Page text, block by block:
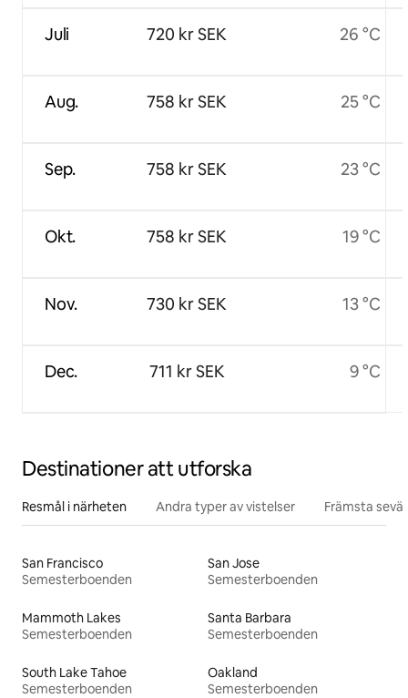
Juli
Aug.
Sep.
Okt.
Nov.
Dec.
720 kr SEK
758 kr SEK
758 kr SEK
758 kr SEK
730 kr SEK
711 kr SEK
26 °C
25 °C
23 °C
19 °C
13 °C
9 °C
Destinationer att utforska
Resmål i närheten Andra typer av vistelser Främsta
San Francisco
Semesterboenden
San Jose
Semesterboenden
Mammoth Lakes
Semesterboenden
Santa Barbara
Semesterboenden
South Lake Tahoe
Semesterboenden
Oakland
Semesterboenden